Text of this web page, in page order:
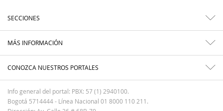
SECCIONES
MÁS INFORMACIÓN
CONOZCA NUESTROS PORTALES
Info general del portal: PBX: 57 (1) 2940100.
Bogotá 5714444 - Línea Nacional 01 8000 110 211.